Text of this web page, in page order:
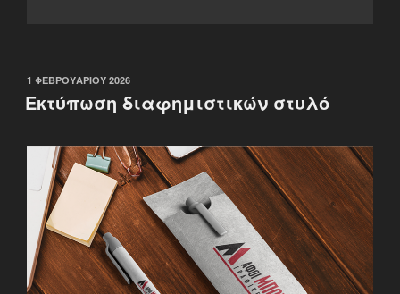
ΔΗΜΟΣΙΕΎΤΗΚΕ
ΣΤΙΣ
1 ΦΕΒΡΟΥΑΡΊΟΥ 2026
Εκτύπωση διαφημιστικών στυλό